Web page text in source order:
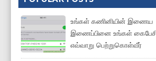
உங்கள் கணினியின் இணைய
இணைப்பினை உங்கள்
எவ்வாறு பெற்றுகொள்வீர்